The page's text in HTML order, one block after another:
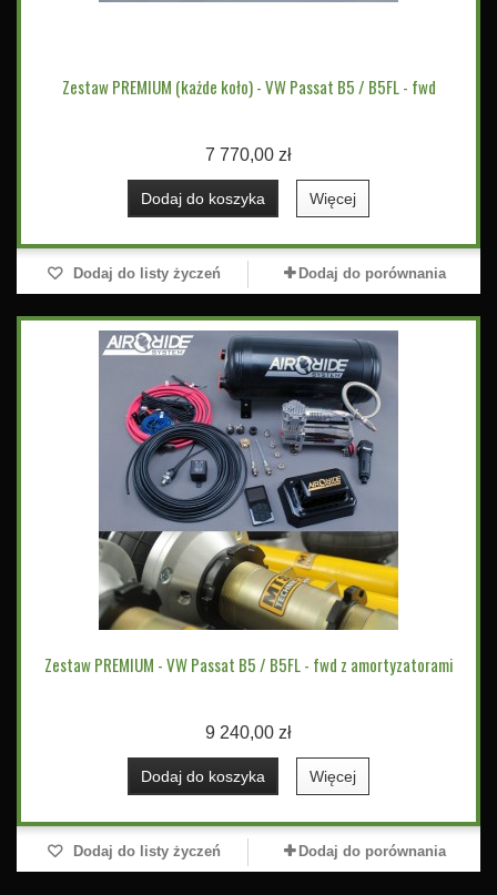
Zestaw PREMIUM (każde koło) - VW Passat B5 / B5FL - fwd
7 770,00 zł
Dodaj do koszyka Więcej
Dodaj do listy życzeń Dodaj do porównania
Zestaw PREMIUM - VW Passat B5 / B5FL - fwd z amortyzatorami
9 240,00 zł
Dodaj do koszyka Więcej
Dodaj do listy życzeń Dodaj do porównania